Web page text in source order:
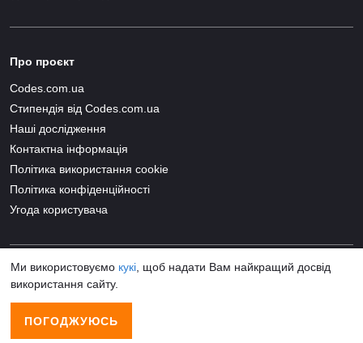
Про проєкт
Codes.com.ua
Стипендія від Codes.com.ua
Наші дослідження
Контактна інформація
Політика використання cookie
Політика конфіденційності
Угода користувача
© 2026 Codes.com.ua All Rights Reserved
Ми використовуємо кукі , щоб надати Вам найкращий досвід
використання сайту.
ПОГОДЖУЮСЬ